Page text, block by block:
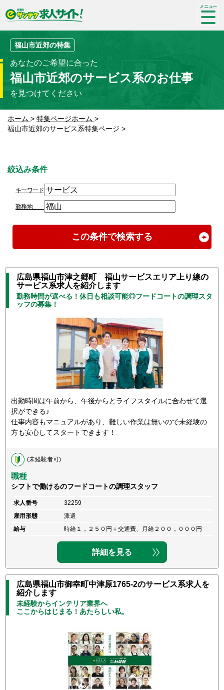
SP-
me
福山市近郊の特集
あなたのご希望に合った
福山市近郊のサービス系のお仕事
を見つけてください
ホーム > 特集ページホーム >
福山市近郊のサービス系特集ページ >
絞込み条件
キーワード
勤務地
この条件で検索する
広島県福山市津之郷町 福山サービスエリア上り線の
サービス系求人を紹介します
勤務時間が選べる！休日も相談可能◎フードコートの調理スタ
ッフの募集！
出勤時間は午前から、午後からとライフスタイルに合わせて選
択ができる♪
仕事内容もマニュアルがあり、難しい作業は無いので未経験の
方も安心してスタートできます！
(未経験者可)
職種
シフトで働けるのフードコートの調理スタッフ
求人番号
32259
雇用形態
派遣
給与
時給１，２５０円＋交通費、月給２００，０００円
詳細を見る
広島県福山市御幸町中津原1765-2のサービス系求人を
紹介します
未経験からインテリア業界へ
ここからはじまる！あたらしい私。